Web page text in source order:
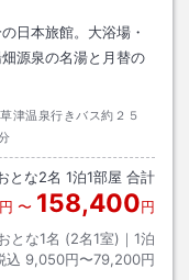
日本旅館。大浴場・
源泉の名湯と月替の
津温泉行きバス約２５
とな2名 1泊1部屋 合計
円 〜 158,400円
とな1名 (2名1室)｜ 1泊
込 9,050円〜79,200円